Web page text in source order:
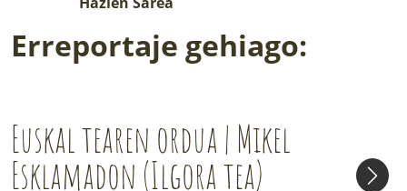
Erreportaje gehiago:
Euskal tearen ordua | Mikel
Esklamadon (Ilgora tea)